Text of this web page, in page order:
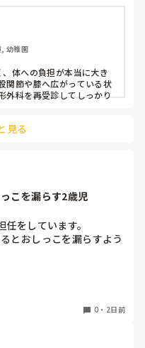
止め、電気などで１週間
み止めや湿布で抑えて仕
なり、痛みが走ります。
ももに痛みが来始めまし
りました。
み台に座って、試してみ
幼稚園
体への負担が本当に大き
関節や膝へ広がっている状
外科を再受診してしっかり
の先生に相談して頼むよう
見る
こを漏らす2歳児
をしています。
とおしっこを漏らすよう
が、特に寝かしつけの
大きい声で呼んだり私が
を出したり、何回もトイ
0 ・ 2日前